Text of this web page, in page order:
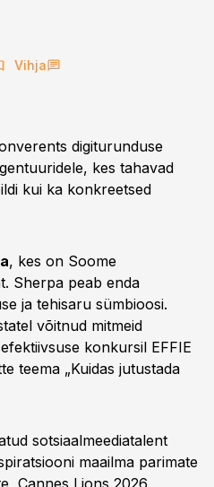
Vihja
digiturunduse
kes tahavad
kui ka konkreetsed
, kes on Soome
Sherpa peab enda
ja tehisaru sümbioosi.
võitnud mitmeid
konkursil EFFIE
teema „Kuidas jutustada
sotsiaalmeediatalent
maailma parimate
Cannes Lions 2026